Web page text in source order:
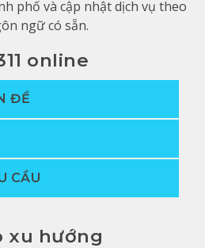
phố và cập nhật dịch vụ theo
ngữ có sẵn.
online
ĐỀ
CẦU
xu hướng